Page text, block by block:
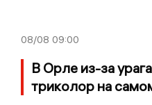
08/08 09:00
В Орле из-за
триколор на